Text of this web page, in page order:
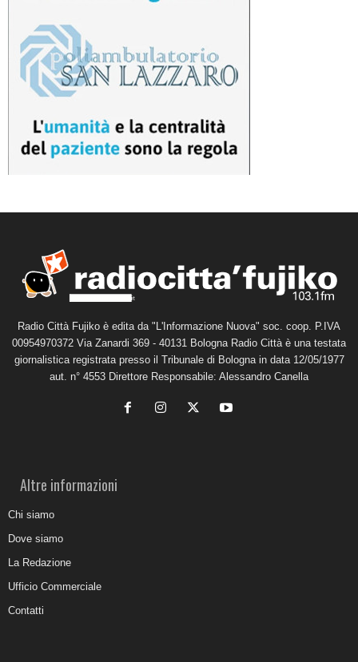
Radio Città Fujiko è edita da "L'Informazione Nuova" soc. coop. P.IVA
00954970372 Via Zanardi 369 - 40131 Bologna Radio Città è una testata
giornalistica registrata presso il Tribunale di Bologna in data 12/05/1977
aut. n° 4553 Direttore Responsabile: Alessandro Canella
Altre informazioni
Chi siamo
Dove siamo
La Redazione
Ufficio Commerciale
Contatti